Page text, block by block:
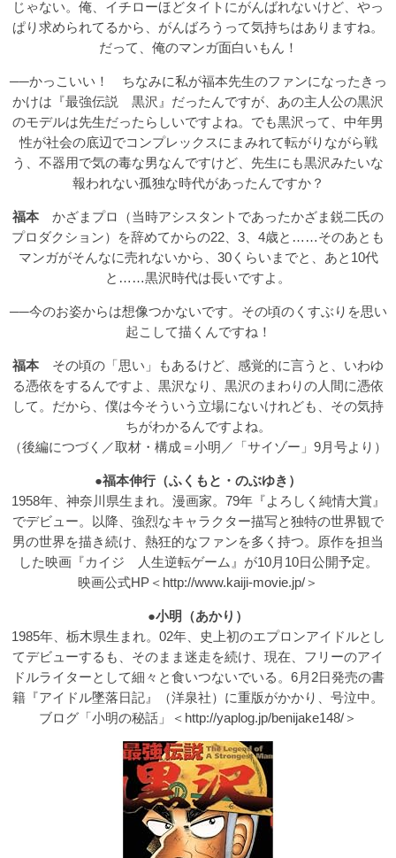
じゃない。俺、イチローほどタイトにがんばれないけど、やっ
ぱり求められてるから、がんばろうって気持ちはありますね。
だって、俺のマンガ面白いもん！
──かっこいい！ ちなみに私が福本先生のファンになったきっ
かけは『最強伝説 黒沢』だったんですが、あの主人公の黒沢
のモデルは先生だったらしいですよね。でも黒沢って、中年男
性が社会の底辺でコンプレックスにまみれて転がりながら戦
う、不器用で気の毒な男なんですけど、先生にも黒沢みたいな
報われない孤独な時代があったんですか？
福本 かざまプロ（当時アシスタントであったかざま鋭二氏の
プロダクション）を辞めてからの22、3、4歳と……そのあとも
マンガがそんなに売れないから、30くらいまでと、あと10代
と……黒沢時代は長いですよ。
──今のお姿からは想像つかないです。その頃のくすぶりを思い
起こして描くんですね！
福本 その頃の「思い」もあるけど、感覚的に言うと、いわゆ
る憑依をするんですよ、黒沢なり、黒沢のまわりの人間に憑依
して。だから、僕は今そういう立場にないけれども、その気持
ちがわかるんですよね。
（後編につづく ／取材・構成＝小明／ 「サイゾー」9月号より）
●福本伸行（ふくもと・のぶゆき）
1958年、神奈川県生まれ。漫画家。79年『よろしく純情大賞』
でデビュー。以降、強烈なキャラクター描写と独特の世界観で
男の世界を描き続け、熱狂的なファンを多く持つ。原作を担当
した映画『カイジ 人生逆転ゲーム』が10月10日公開予定。
映画公式HP＜ http://www.kaiji-movie.jp/＞
●小明（あかり）
1985年、栃木県生まれ。02年、史上初のエプロンアイドルとし
てデビューするも、そのまま迷走を続け、現在、フリーのアイ
ドルライターとして細々と食いつないでいる。6月2日発売の書
籍『アイドル墜落日記』（洋泉社）に重版がかかり、号泣中。
ブログ「小明の秘話」＜ http://yaplog.jp/benijake148/＞